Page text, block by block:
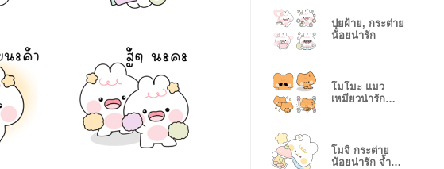
ปุยฝ้าย, กระต่าย
น้อยน่ารัก
โมโมะ แมว
เหมียวน่ารัก
โมจิ กระต่าย
น้อยน่ารัก จ้ำม่ำ